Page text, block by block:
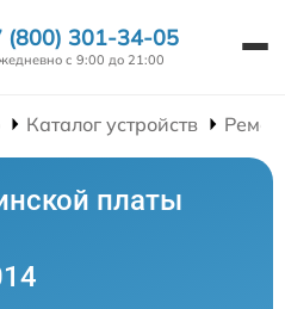
(800) 301-34-05
с 9:00 до 21:00
Каталог устройств
платы